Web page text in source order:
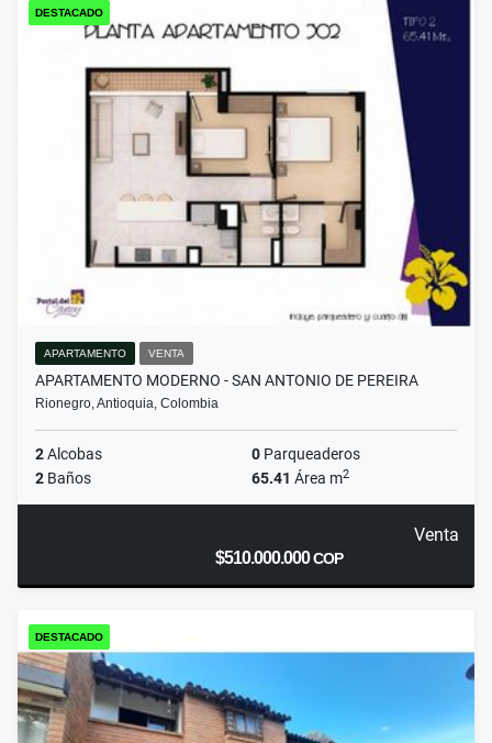
DESTACADO
APARTAMENTO VENTA
APARTAMENTO MODERNO - SAN ANTONIO DE PEREIRA
Rionegro, Antioquia, Colombia
2Alcobas 0 Parqueaderos
2 Baños 65.41 Área m2
Venta
$510.000.000COP
DESTACADO